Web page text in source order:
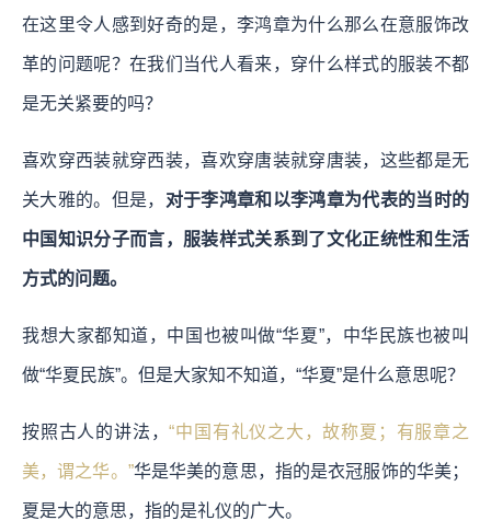
在这里令人感到好奇的是，李鸿章为什么那么在意服饰改
革的问题呢？在我们当代人看来，穿什么样式的服装不都
是无关紧要的吗？
喜欢穿西装就穿西装，喜欢穿唐装就穿唐装，这些都是无
关大雅的。但是， 对于李鸿章和以李鸿章为代表的当时的
中国知识分子而言，服装样式关系到了文化正统性和生活
方式的问题。
我想大家都知道，中国也被叫做“华夏”，中华民族也被叫
做“华夏民族”。但是大家知不知道，“华夏”是什么意思呢？
按照古人的讲法，“中国有礼仪之大，故称夏；有服章之
美，谓之华。”华是华美的意思，指的是衣冠服饰的华美；
夏是大的意思，指的是礼仪的广大。